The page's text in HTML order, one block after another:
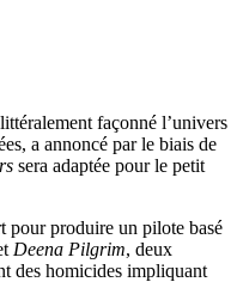
façonné l’univers
a annoncé par le biais de
sera adaptée pour le petit
produire un pilote basé
Deena Pilgrim, deux
des homicides impliquant